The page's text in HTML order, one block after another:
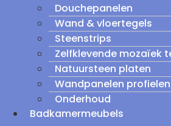
Douchepanelen
Wand & vloertegels
Steenstrips
Zelfklevende mozaïek
Natuursteen platen
Wandpanelen profielen
Onderhoud
Badkamermeubels